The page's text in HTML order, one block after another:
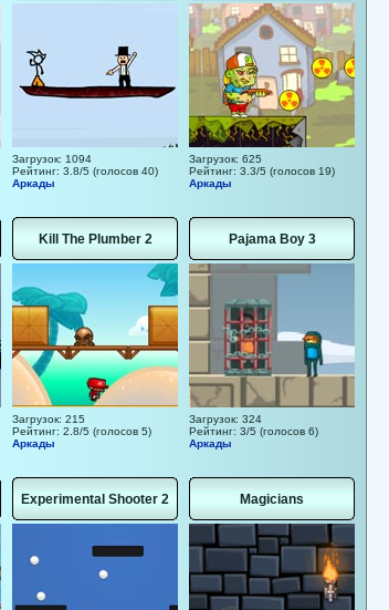
Загрузок: 1094
Рейтинг: 3.8/5 (голосов 40)
Аркады
Загрузок: 625
Рейтинг: 3.3/5 (голосов 19)
Аркады
Kill The Plumber 2
Загрузок: 215
Рейтинг: 2.8/5 (голосов 5)
Аркады
Pajama Boy 3
Загрузок: 324
Рейтинг: 3/5 (голосов 6)
Аркады
Experimental Shooter 2 Magicians